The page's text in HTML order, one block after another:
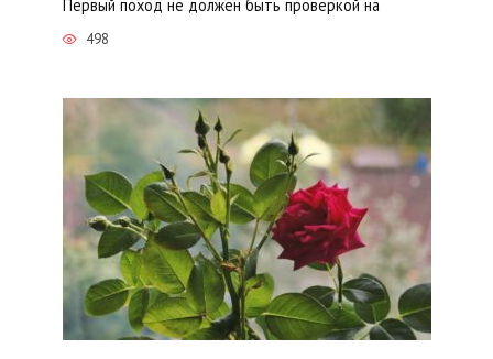
Первый поход не должен быть проверкой на
498